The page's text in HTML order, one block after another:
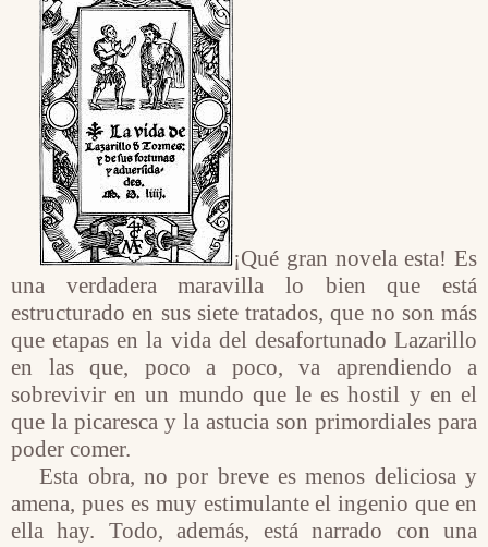
¡Qué gran novela esta! Es
una verdadera maravilla lo bien que está
estructurado en sus siete tratados, que no son más
que etapas en la vida del desafortunado Lazarillo
en las que, poco a poco, va aprendiendo a
sobrevivir en un mundo que le es hostil y en el
que la picaresca y la astucia son primordiales para
poder comer.
Esta obra, no por breve es menos deliciosa y
amena, pues es muy estimulante el ingenio que en
ella hay. Todo, además, está narrado con una